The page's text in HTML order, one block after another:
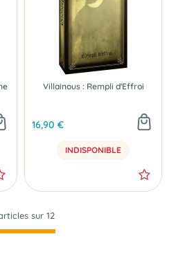
Villainous : Rempli d'Effroi
16,90 €
INDISPONIBLE
sur 12